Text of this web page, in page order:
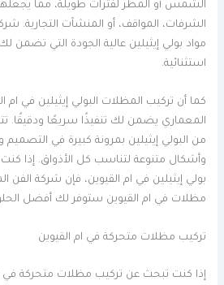
الشمس أو المطر لفترات طويلة، مما يجعلها
الشرفات، المواقف، أو المنشآت التجارية.
مواد بولي إيثيلين عالية الجودة التي تضمن
استثنائية.
كما أن تركيب المظلات البولي إيثيلين في ام
المعماري يضمن لك تنفيذًا سريعًا ودقيقًا.
من البولي إيثيلين بمرونة كبيرة في
وأشكال متنوعة لتناسب كل الأذواق. إذا
بولي إيثيلين في ام القيوين، فإن شركة الفن
مظلات في ام القيوين ستوفر لك أفضل
تركيب مظلات متحركة في ام القيوين
إذا كنت تبحث عن تركيب مظلات متحركة في